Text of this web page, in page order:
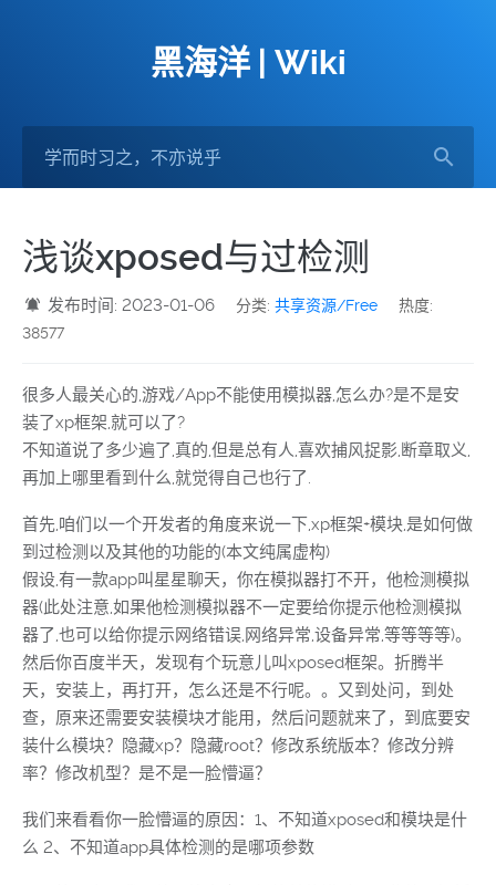
黑海洋 | Wiki
浅谈xposed与过检测
发布时间: 2023-01-06 分类:共享资源/Free
热度:
38577
很多人最关心的,游戏/App不能使用模拟器,怎么办?是不是安
装了xp框架,就可以了?
不知道说了多少遍了,真的,但是总有人,喜欢捕风捉影,断章取义,
再加上哪里看到什么,就觉得自己也行了.
首先,咱们以一个开发者的角度来说一下,xp框架+模块,是如何做
到过检测以及其他的功能的(本文纯属虚构)
假设,有一款app叫星星聊天，你在模拟器打不开，他检测模拟
器(此处注意,如果他检测模拟器不一定要给你提示他检测模拟
器了,也可以给你提示网络错误,网络异常,设备异常,等等等等)。
然后你百度半天，发现有个玩意儿叫xposed框架。折腾半
天，安装上，再打开，怎么还是不行呢。。又到处问，到处
查，原来还需要安装模块才能用，然后问题就来了，到底要安
装什么模块？隐藏xp？隐藏root？修改系统版本？修改分辨
率？修改机型？是不是一脸懵逼？
我们来看看你一脸懵逼的原因：1、不知道xposed和模块是什
么 2、不知道app具体检测的是哪项参数